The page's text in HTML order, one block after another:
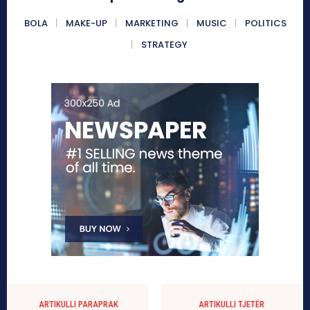
BOLA MAKE-UP MARKETING MUSIC
POLITICS
STRATEGY
ARTIKULLI PARAPRAK ARTIKULLI TJETËR